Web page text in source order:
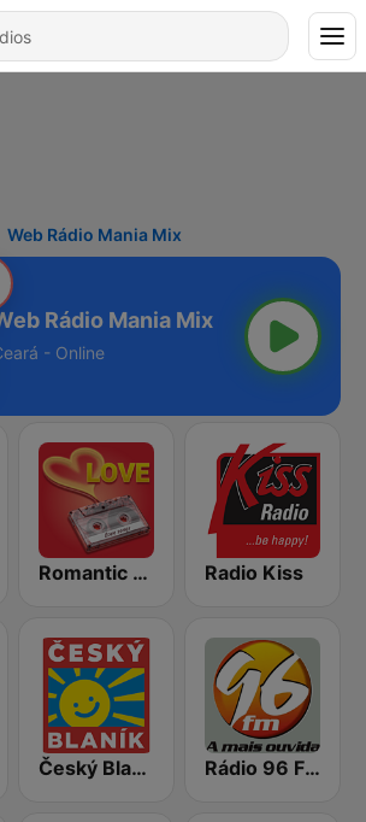
Web Rádio Mania Mix
Rádio Mania Mix
- Online
Romantic Vibes Radio Kiss
Český Blaník Rádio 96 FM